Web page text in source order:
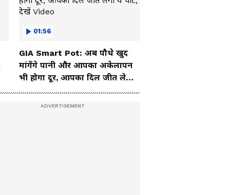
01:56
GIA Smart Pot: अब पौधे खुद
मांगेंगे पानी और आपका अकेलापन
भी होगा दूर, आपका दिल जीत लेगा